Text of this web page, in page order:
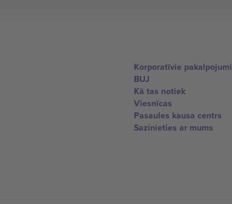
Korporatīvie pakalpojumi
BUJ
Kā tas notiek
Viesnīcas
Pasaules kausa centrs
Sazinieties ar mums